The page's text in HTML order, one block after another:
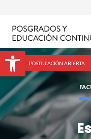
Abrir barra dePOSTULACIÓN ABIERTA